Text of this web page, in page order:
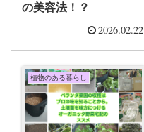
の美容法！？
2026.02.22
植物のある暮らし